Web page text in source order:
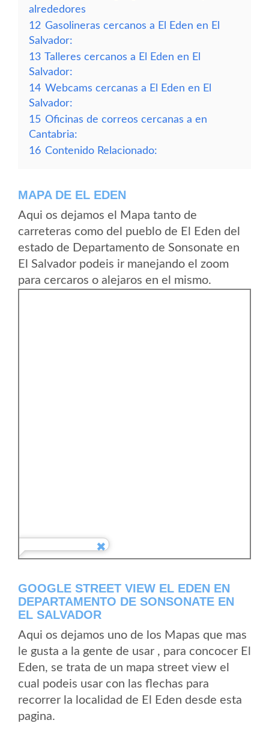
alrededores
12 Gasolineras cercanos a El Eden en El
Salvador:
13 Talleres cercanos a El Eden en El
Salvador:
14 Webcams cercanas a El Eden en El
Salvador:
15 Oficinas de correos cercanas a en
Cantabria:
16 Contenido Relacionado:
MAPA DE EL EDEN
Aqui os dejamos el Mapa tanto de
carreteras como del pueblo de El Eden del
estado de Departamento de Sonsonate en
El Salvador podeis ir manejando el zoom
para cercaros o alejaros en el mismo.
GOOGLE STREET VIEW EL EDEN EN
DEPARTAMENTO DE SONSONATE EN
EL SALVADOR
Aqui os dejamos uno de los Mapas que mas
le gusta a la gente de usar , para concocer El
Eden, se trata de un mapa street view el
cual podeis usar con las flechas para
recorrer la localidad de El Eden desde esta
pagina.